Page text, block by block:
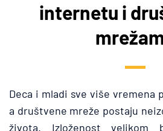
internetu i
Deca i mladi sve više vremena
a društvene mreže postaju
života. Izloženost velikom